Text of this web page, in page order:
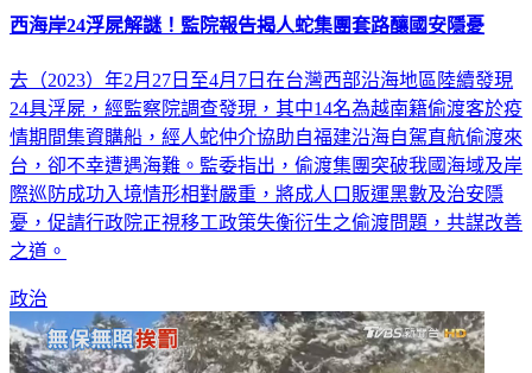
西海岸24浮屍解謎！監院報告揭人蛇集團套路釀國安隱憂
去（2023）年2月27日至4月7日在台灣西部沿海地區陸續發現
24具浮屍，經監察院調查發現，其中14名為越南籍偷渡客於疫
情期間集資購船，經人蛇仲介協助自福建沿海自駕直航偷渡來
台，卻不幸遭遇海難。監委指出，偷渡集團突破我國海域及岸
際巡防成功入境情形相對嚴重，將成人口販運黑數及治安隱
憂，促請行政院正視移工政策失衡衍生之偷渡問題，共謀改善
之道。
政治